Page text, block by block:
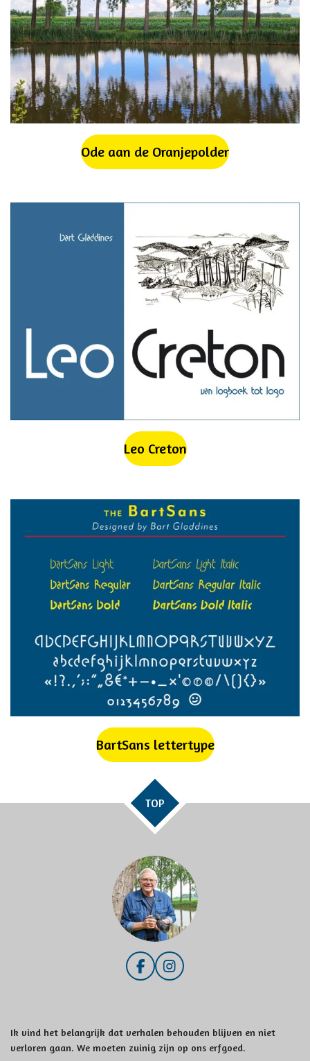
Ode aan de Oranjepolder
Leo Creton
BartSans lettertype
TOP
F
a
o
o
I
n
g
r
Ik vind het belangrijk dat verhalen behouden blijven en niet
verloren gaan. We moeten zuinig zijn op ons erfgoed.